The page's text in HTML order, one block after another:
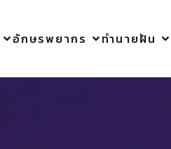
อักษรพยากร ทำนายฝัน